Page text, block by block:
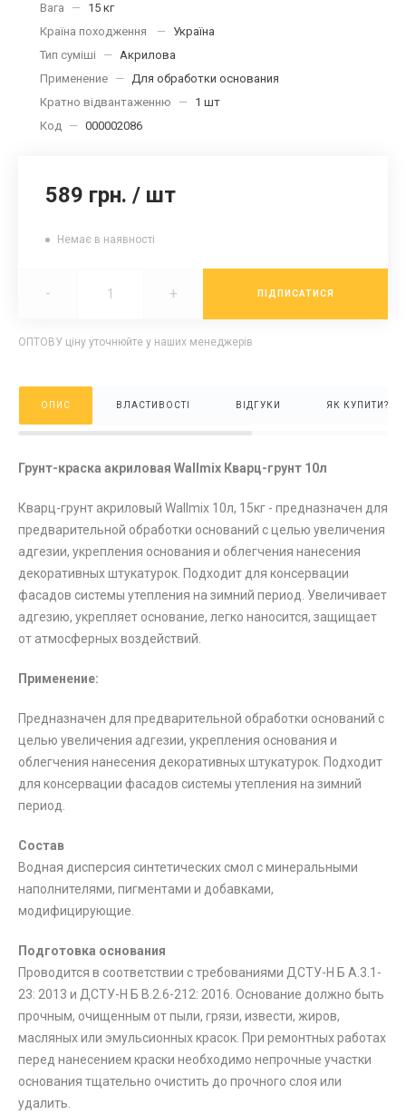
Вага
— 15 кг
Країна походження
— Україна
Тип суміші
— Акрилова
Применение — Для обработки основания
Кратно відвантаженню
— 1 шт
Код — 000002086
589 грн. / шт
Немає в наявності
- + ПІДПИСАТИСЯ
ОПТОВУ ціну уточнюйте у наших менеджерів
ОПИС ВЛАСТИВОСТІ ВІДГУКИ ЯК КУПИТИ?
Грунт-краска акриловая Wallmix Кварц-грунт 10л
Кварц-грунт акриловый Wallmix 10л, 15кг - предназначен для
предварительной обработки оснований с целью увеличения
адгезии, укрепления основания и облегчения нанесения
декоративных штукатурок. Подходит для консервации
фасадов системы утепления на зимний период. Увеличивает
адгезию, укрепляет основание, легко наносится, защищает
от атмосферных воздействий.
Применение:
Предназначен для предварительной обработки оснований с
целью увеличения адгезии, укрепления основания и
облегчения нанесения декоративных штукатурок. Подходит
для консервации фасадов системы утепления на зимний
период.
Состав
Водная дисперсия синтетических смол с минеральными
наполнителями, пигментами и добавками,
модифицирующие.
Подготовка основания
Проводится в соответствии с требованиями ДСТУ-Н Б А.3.1-
23: 2013 и ДСТУ-Н Б В.2.6-212: 2016. Основание должно быть
прочным, очищенным от пыли, грязи, извести, жиров,
масляных или эмульсионных красок. При ремонтных работах
перед нанесением краски необходимо непрочные участки
основания тщательно очистить до прочного слоя или
удалить.